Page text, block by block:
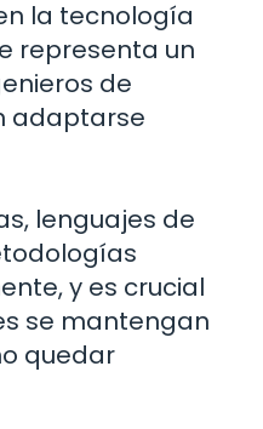
la tecnología
representa un
de
adaptarse
lenguajes de
y es crucial
se mantengan
quedar